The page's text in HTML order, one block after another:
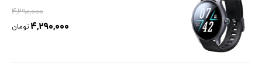
۴,۲۹۰,۰۰۰
۴,۲۹۰,۰۰۰ تومان